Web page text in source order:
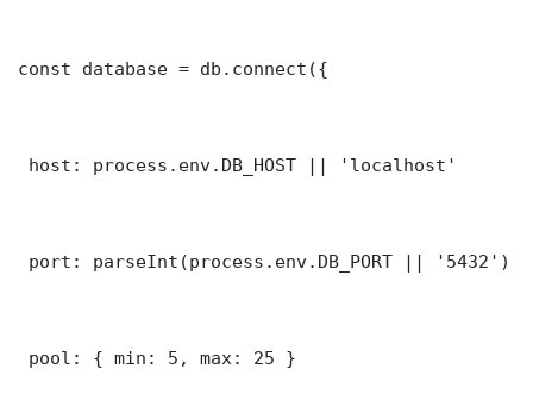
const database = db.connect({
host: process.env.DB_HOST || 'localhost'
port: parseInt(process.env.DB_PORT || '5432')
pool: { min: 5, max: 25 }